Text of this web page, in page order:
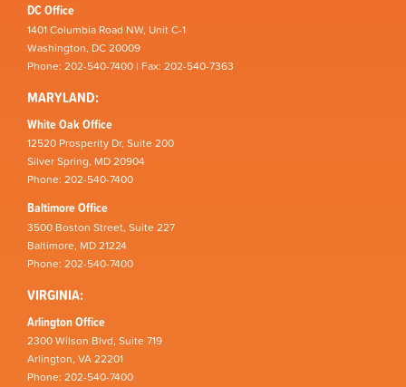
DC Office
1401 Columbia Road NW, Unit C-1
Washington, DC 20009
Phone: 202-540-7400 | Fax: 202-540-7363
MARYLAND:
White Oak Office
12520 Prosperity Dr, Suite 200
Silver Spring, MD 20904
Phone: 202-540-7400
Baltimore Office
3500 Boston Street, Suite 227
Baltimore, MD 21224
Phone: 202-540-7400
VIRGINIA:
Arlington Office
2300 Wilson Blvd, Suite 719
Arlington, VA 22201
Phone: 202-540-7400